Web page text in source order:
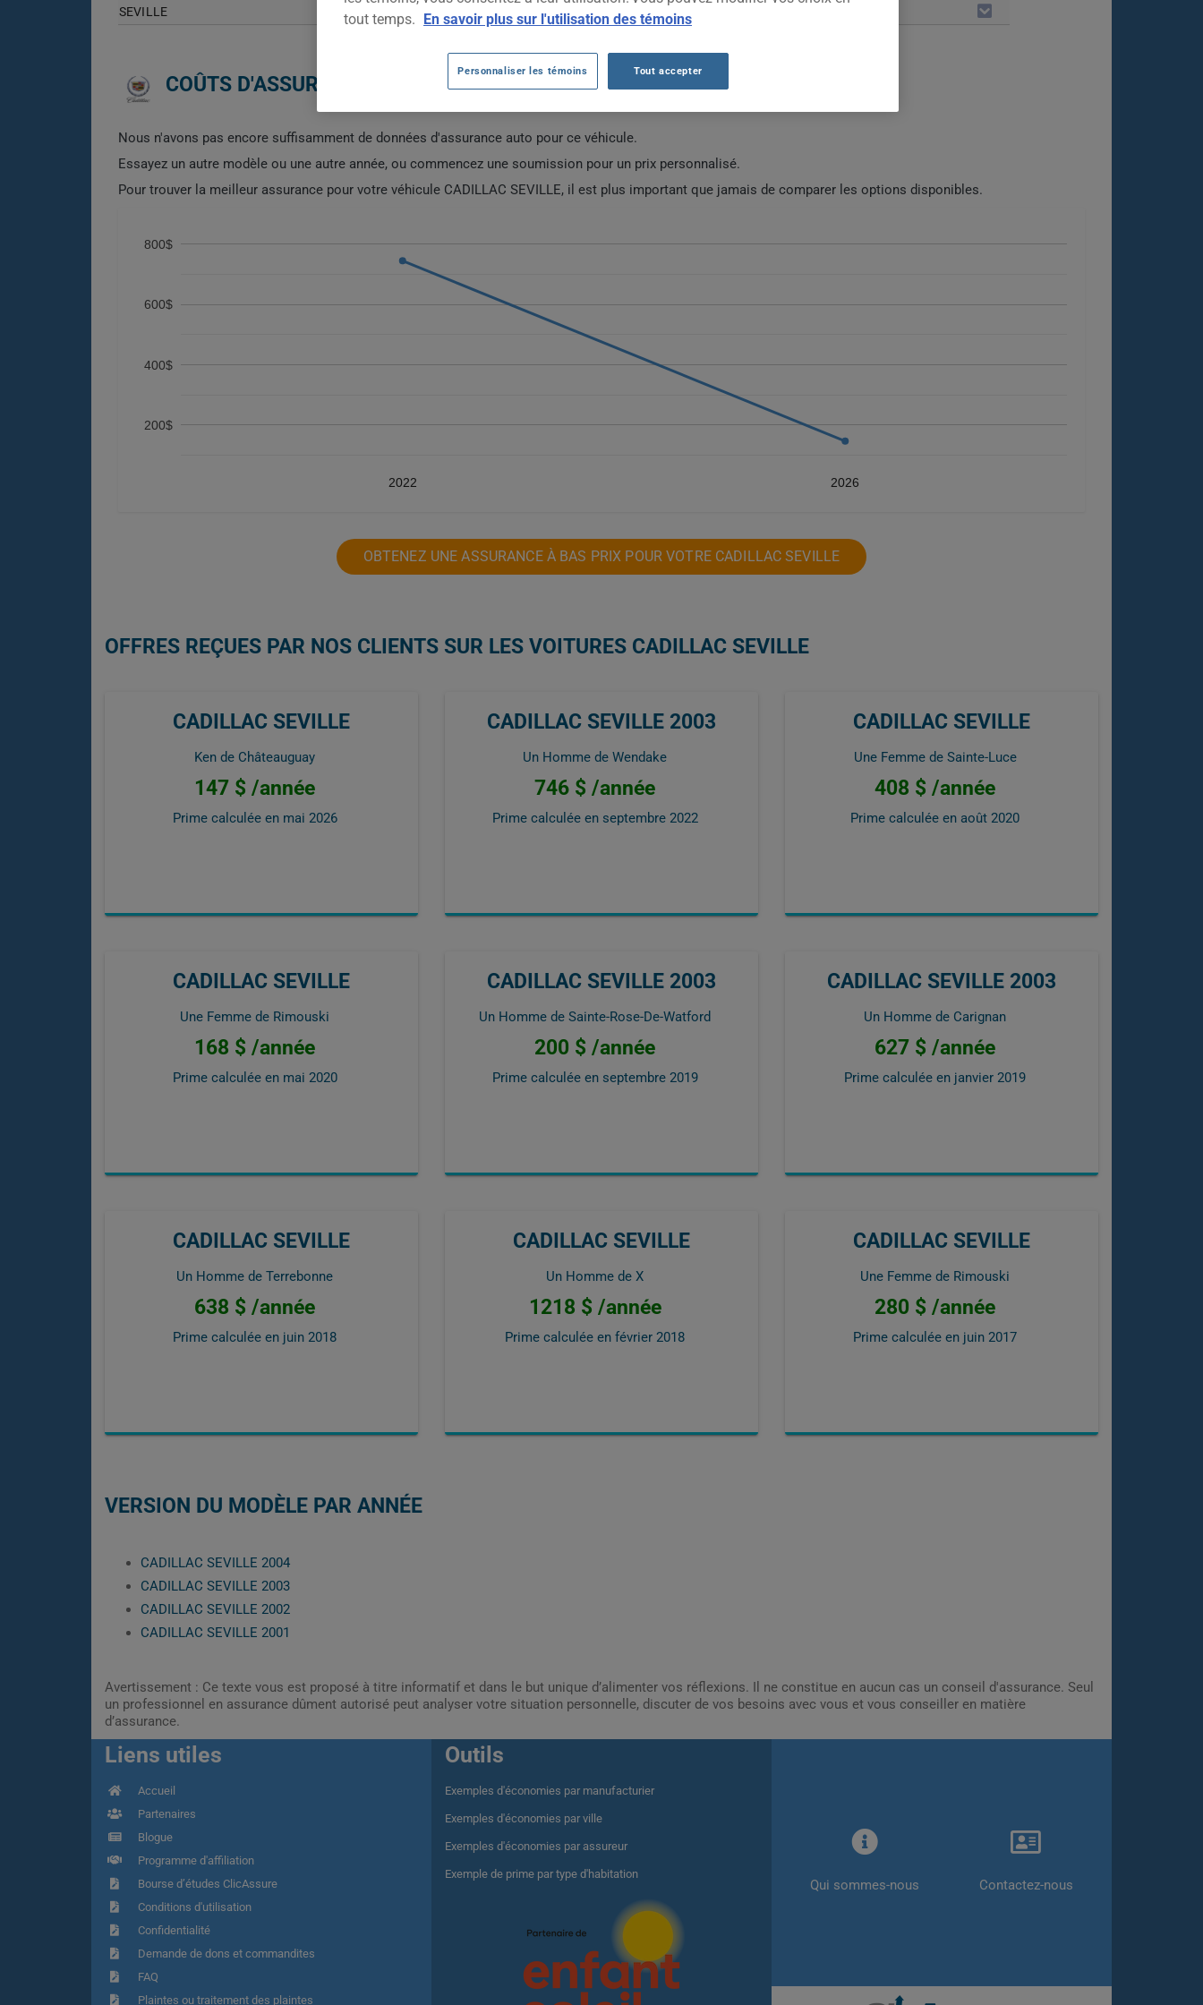
SEVILLE TOUTES LES ANNÉES
COÛTS D'ASSURANCE AUTO CADILLAC SEVILLE DEPUIS 2022.
Nous n'avons pas encore suffisamment de données d'assurance auto pour ce véhicule.
Essayez un autre modèle ou une autre année, ou commencez une soumission pour un prix personnalisé.
Pour trouver la meilleur assurance pour votre véhicule CADILLAC SEVILLE, il est plus important que jamais de comparer les options disponibles.
2022 2026
200$
400$
600$
800$
OBTENEZ UNE ASSURANCE À BAS PRIX POUR VOTRE CADILLAC SEVILLE
OFFRES REÇUES PAR NOS CLIENTS SUR LES VOITURES CADILLAC SEVILLE
CADILLAC SEVILLE
Ken de Châteauguay
147 $ /année
Prime calculée en mai 2026
CADILLAC SEVILLE 2003
Un Homme de Wendake
746 $ /année
Prime calculée en septembre 2022
CADILLAC SEVILLE
Une Femme de Sainte-Luce
408 $ /année
Prime calculée en août 2020
CADILLAC SEVILLE
Une Femme de Rimouski
168 $ /année
Prime calculée en mai 2020
CADILLAC SEVILLE 2003
Un Homme de Sainte-Rose-De-Watford
200 $ /année
Prime calculée en septembre 2019
CADILLAC SEVILLE 2003
Un Homme de Carignan
627 $ /année
Prime calculée en janvier 2019
CADILLAC SEVILLE
Un Homme de Terrebonne
638 $ /année
Prime calculée en juin 2018
CADILLAC SEVILLE
Un Homme de X
1218 $ /année
Prime calculée en février 2018
CADILLAC SEVILLE
Une Femme de Rimouski
280 $ /année
Prime calculée en juin 2017
VERSION DU MODÈLE PAR ANNÉE
CADILLAC SEVILLE 2004
CADILLAC SEVILLE 2003
CADILLAC SEVILLE 2002
CADILLAC SEVILLE 2001
Avertissement : Ce texte vous est proposé à titre informatif et dans le but unique d’alimenter vos réflexions. Il ne constitue en aucun cas un conseil d'assurance. Seul
un professionnel en assurance dûment autorisé peut analyser votre situation personnelle, discuter de vos besoins avec vous et vous conseiller en matière
d’assurance.
Liens utiles
Accueil
Partenaires
Blogue
Programme d'affiliation
Bourse d’études ClicAssure
Conditions d'utilisation
Confidentialité
Demande de dons et commandites
FAQ
Plaintes ou traitement des plaintes
Outils
Exemples d'économies par manufacturier
Exemples d'économies par ville
Exemples d'économies par assureur
Exemple de prime par type d'habitation
Qui sommes-nous Contactez-nous
tout temps. En savoir plus sur l'utilisation des témoins
Personnaliser les témoins Tout accepter